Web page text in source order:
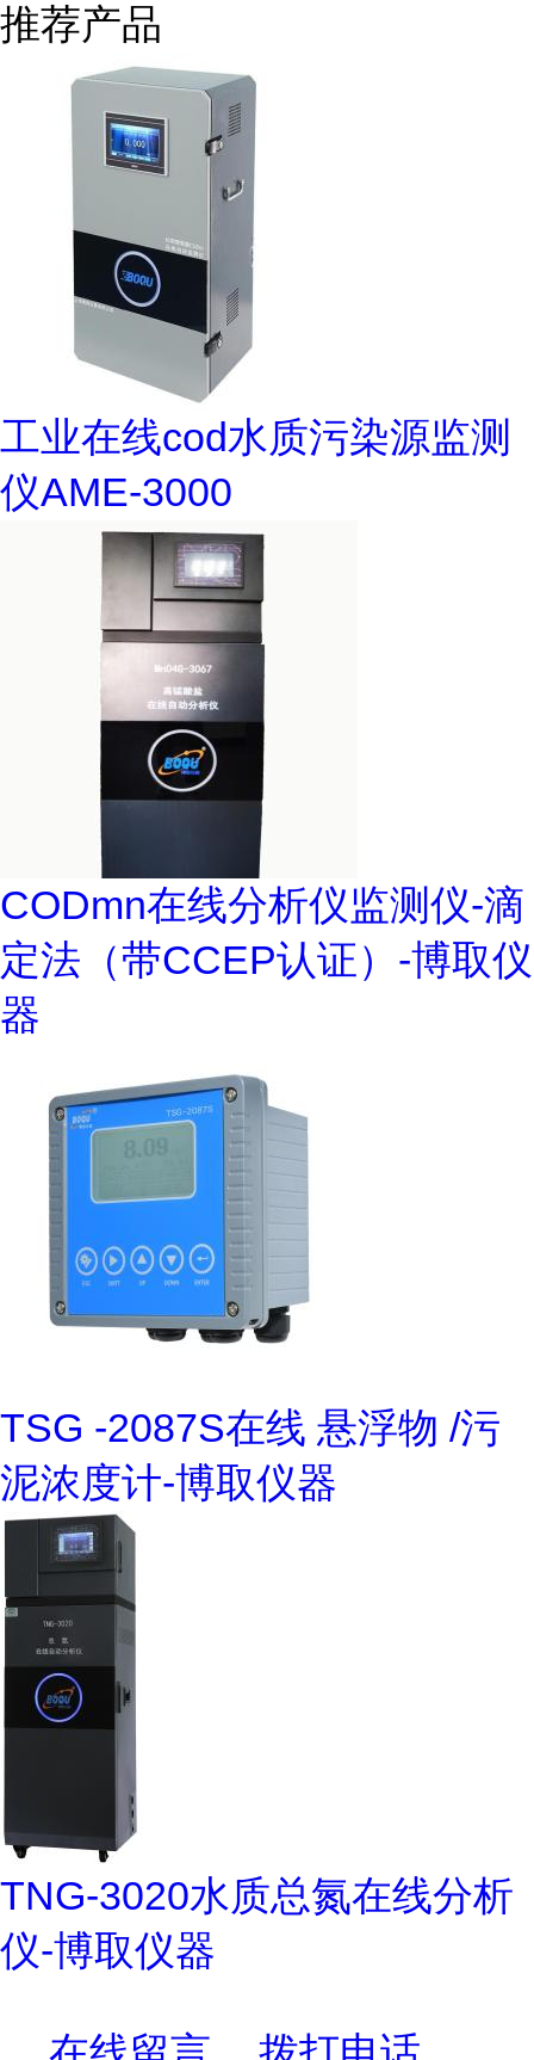
推荐产品
工业在线cod水质污染源监测
仪AME-3000
CODmn在线分析仪监测仪-滴
定法（带CCEP认证）-博取仪
器
TSG -2087S在线 悬浮物 /污
泥浓度计-博取仪器
TNG-3020水质总氮在线分析
仪-博取仪器